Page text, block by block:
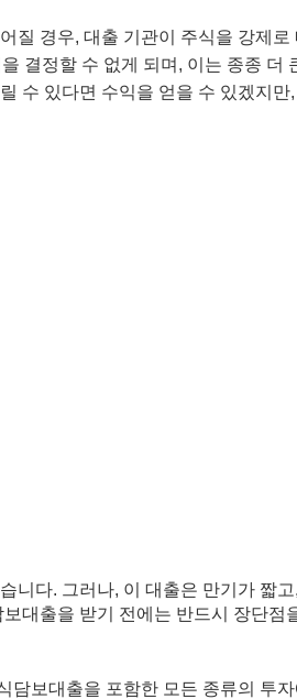
질 경우, 대출 기관이 주식을 강제로
결정할 수 없게 되며, 이는 종종 더
수 있다면 수익을 얻을 수 있겠지만
다. 그러나, 이 대출은 만기가 짧고
대출을 받기 전에는 반드시 장단점
담보대출을 포함한 모든 종류의 투